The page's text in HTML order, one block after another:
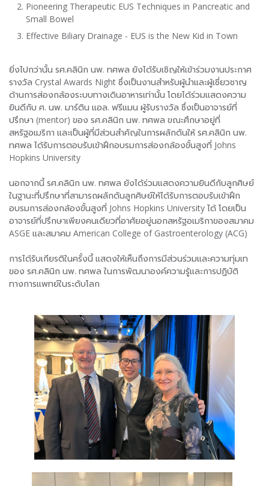
Pioneering Therapeutic EUS Techniques in Pancreatic and
Small Bowel
Effective Biliary Drainage - EUS is the New Kid in Town
ยิ่งไปกว่านั้น รศ.คลินิก นพ. ทศพล ยังได้รับเชิญให้เข้าร่วมงานประกาศ
รางวัล Crystal Awards Night ซึ่งเป็นงานสำหรับผู้นำและผู้เชี่ยวชาญ
ด้านการส่องกล้องระบบทางเดินอาหารเท่านั้น โดยได้ร่วมแสดงความ
ยินดีกับ ศ. นพ. มาร์ติน แอล. ฟรีแมน ผู้รับรางวัล ซึ่งเป็นอาจารย์ที่
ปรึกษา (mentor) ของ รศ.คลินิก นพ. ทศพล ขณะศึกษาอยู่ที่
สหรัฐอเมริกา และเป็นผู้ที่มีส่วนสำคัญในการผลักดันให้ รศ.คลินิก นพ.
ทศพล ได้รับการตอบรับเข้าฝึกอบรมการส่องกล้องขั้นสูงที่ Johns
Hopkins University
นอกจากนี้ รศ.คลินิก นพ. ทศพล ยังได้ร่วมแสดงความยินดีกับลูกศิษย์
ในฐานะที่ปรึกษาที่สามารถผลักดันลูกศิษย์ให้ได้รับการตอบรับเข้าฝึก
อบรมการส่องกล้องขั้นสูงที่ Johns Hopkins University ได้ โดยเป็น
อาจารย์ที่ปรึกษาเพียงคนเดียวที่อาศัยอยู่นอกสหรัฐอเมริกาของสมาคม
ASGE และสมาคม American College of Gastroenterology (ACG)
การได้รับเกียรติในครั้งนี้ แสดงให้เห็นถึงการมีส่วนร่วมและความทุ่มเท
ของ รศ.คลินิก นพ. ทศพล ในการพัฒนาองค์ความรู้และการปฏิบัติ
ทางการแพทย์ในระดับโลก